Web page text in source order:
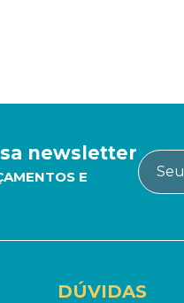
newsletter
E
DÚVIDAS